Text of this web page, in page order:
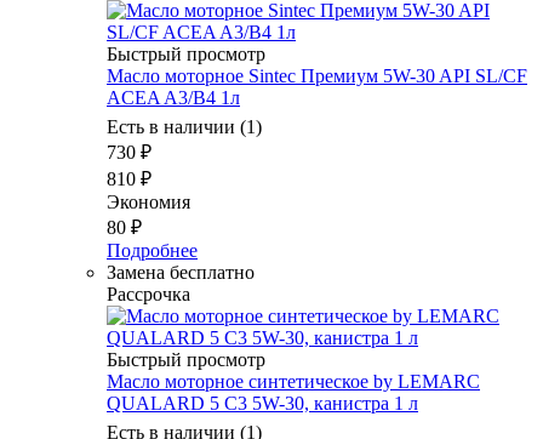
Быстрый просмотр
Масло моторное Sintec Премиум 5W-30 API SL/CF
ACEA A3/B4 1л
Есть в наличии (1)
730 ₽
810 ₽
Экономия
80 ₽
Подробнее
Замена бесплатно
Рассрочка
Быстрый просмотр
Масло моторное синтетическое by LEMARC
QUALARD 5 C3 5W-30, канистра 1 л
Есть в наличии (1)